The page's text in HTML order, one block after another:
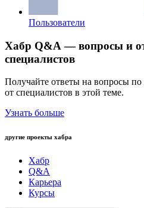
Пользователи
Хабр Q&A — вопросы и
специалистов
Получайте ответы на вопросы
от специалистов в этой теме.
Узнать больше
другие проекты хабра
Хабр
Q&A
Карьера
Курсы